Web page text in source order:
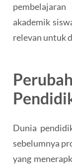
akademik
relevan untuk
Dunia
sebelumnya
yang